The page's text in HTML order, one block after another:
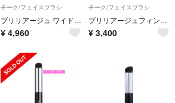
チーク/フェイスブラシ
ブリリアージュ ワイドフィンガーブラシ カモフラージュ コンシーラーチーク
¥ 4,960
チーク/フェイスブラシ
ブリリアージュフィンガーブラシ
¥ 3,400